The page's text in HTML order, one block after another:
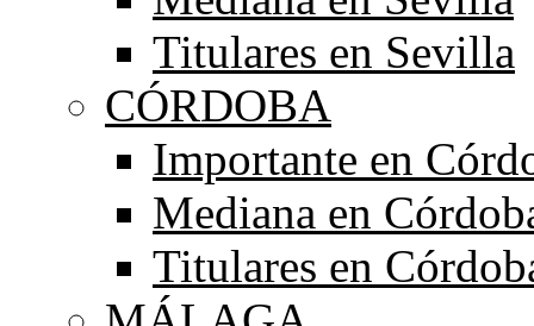
Titulares en Sevilla
CÓRDOBA
Importante en
Mediana en
Titulares en